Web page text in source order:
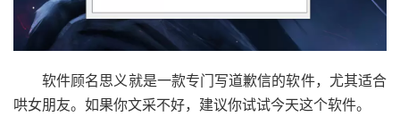
软件顾名思义就是一款专门写道歉信的软件，尤其适合
哄女朋友。如果你文采不好，建议你试试今天这个软件。